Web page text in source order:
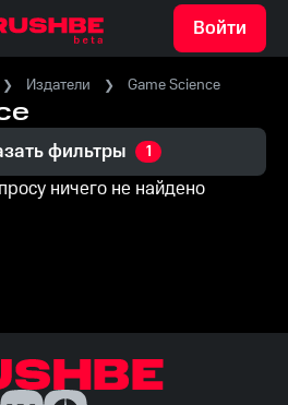
Войти
Издатели Game Science
фильтры 1
ничего не найдено